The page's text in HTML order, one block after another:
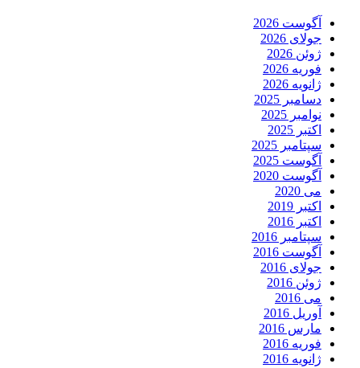
آگوست 2026
جولای 2026
ژوئن 2026
فوریه 2026
ژانویه 2026
دسامبر 2025
نوامبر 2025
اکتبر 2025
سپتامبر 2025
آگوست 2025
آگوست 2020
می 2020
اکتبر 2019
اکتبر 2016
سپتامبر 2016
آگوست 2016
جولای 2016
ژوئن 2016
می 2016
آوریل 2016
مارس 2016
فوریه 2016
ژانویه 2016